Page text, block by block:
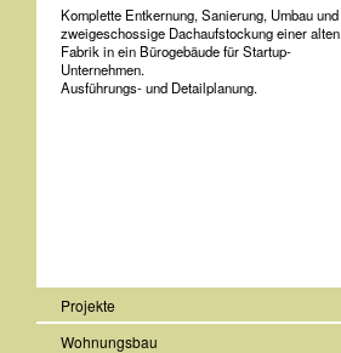
Komplette Entkernung, Sanierung, Umbau und
zweigeschossige Dachaufstockung einer alten
Fabrik in ein Bürogebäude für Startup-
Unternehmen.
Ausführungs- und Detailplanung.
Projekte
Wohnungsbau